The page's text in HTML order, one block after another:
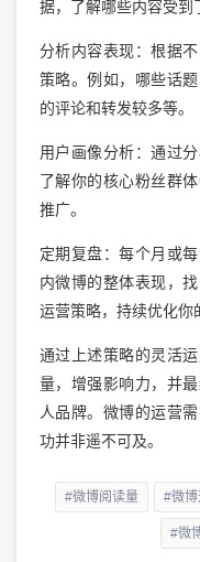
据，了解哪些内容受到
分析内容表现：根据
策略。例如，哪些话
的评论和转发较多等。
用户画像分析：通过
了解你的核心粉丝群
推广。
定期复盘：每个月或
内微博的整体表现，
运营策略，持续优化你
通过上述策略的灵活
量，增强影响力，并
人品牌。微博的运营
功并非遥不可及。
#微博阅读量 #微博
#微